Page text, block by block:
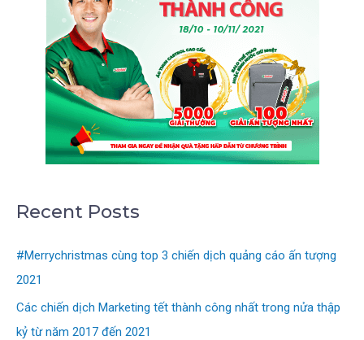
Recent Posts
#Merrychristmas cùng top 3 chiến dịch quảng cáo ấn tượng
2021
Các chiến dịch Marketing tết thành công nhất trong nửa thập
kỷ từ năm 2017 đến 2021